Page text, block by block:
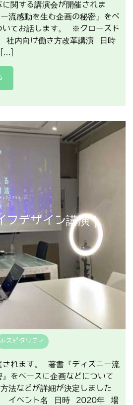
関する講演会が開催されま
流感動を生む企画の秘密』をベ
いてお話します。 ※クローズド
社内向け働き方改革講演 日時
フデザイン講演｜
講演事例を見る
ホスピタリティ
されます。 著書『ディズニー流
をベースに企画などについて
法などが詳細が決定しました
イベント名 日時 2020年 場